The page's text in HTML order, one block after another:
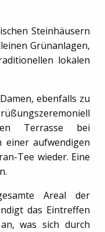
Steinhäusern
Grünanlagen,
lokalen
ebenfalls zu
Terrasse bei
einer aufwendigen
Tee wieder. Eine
Areal der
das Eintreffen
was sich durch